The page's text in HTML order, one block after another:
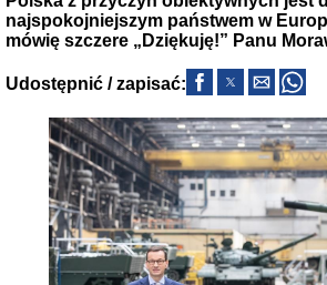
najspokojniejszym państwem w
mówię szczere „Dziękuję!” Panu
Udostępnić / zapisać: